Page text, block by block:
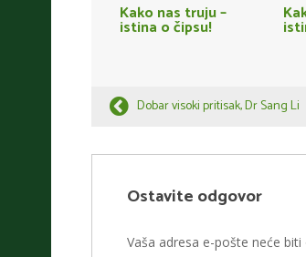
Kako nas truju –
istina o čipsu!
Dobar visoki pritisak, Dr Sang Li
Ostavite odgovor
Vaša adresa e-pošte neće biti